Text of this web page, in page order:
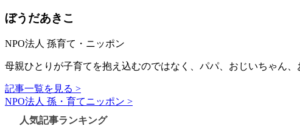
ぼうだあきこ
NPO法人 孫育て・ニッポン
母親ひとりが子育てを抱え込むのではなく、パパ、おじいちゃん
記事一覧を見る >
NPO法人 孫・育てニッポン >
人気記事ランキング